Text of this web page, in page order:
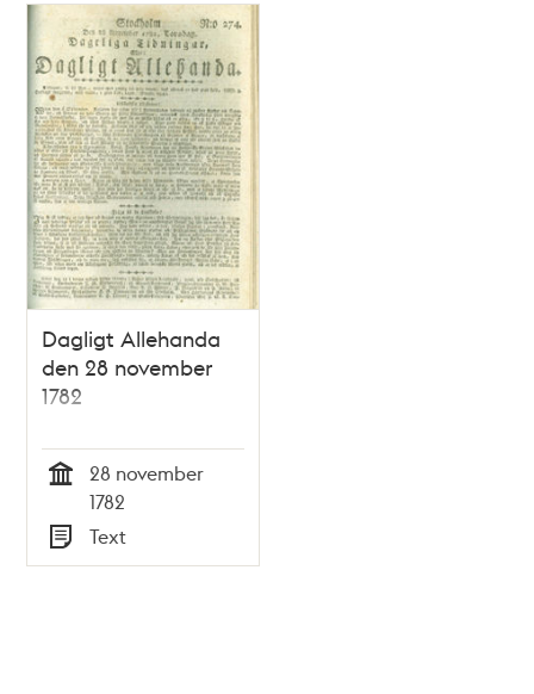
Dagligt Allehanda
den 28 november
1782
28 november
1782
Typ
Text